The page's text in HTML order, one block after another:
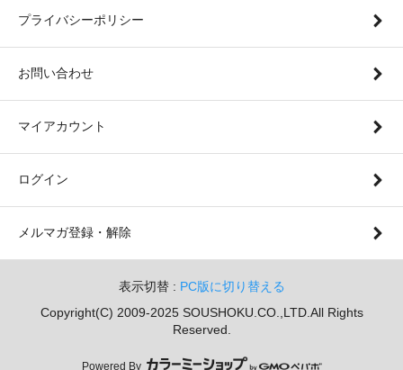
プライバシーポリシー
お問い合わせ
マイアカウント
ログイン
メルマガ登録・解除
表示切替 : PC版に切り替える
Copyright(C) 2009-2025 SOUSHOKU.CO.,LTD.All Rights
Reserved.
Powered By